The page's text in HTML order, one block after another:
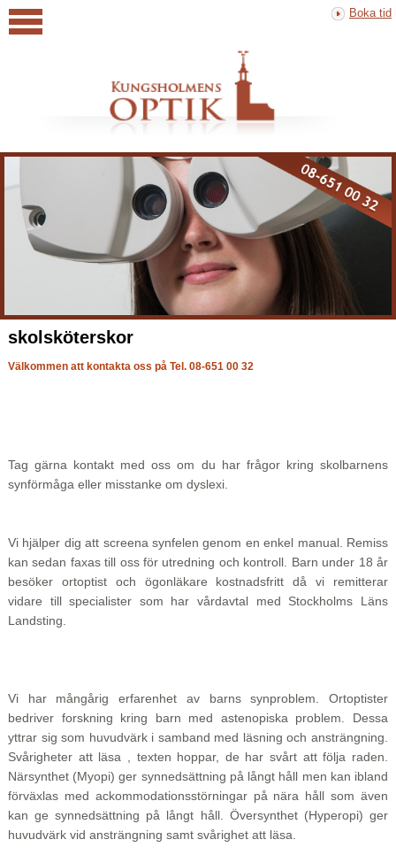
Boka tid
skolsköterskor
Välkommen att kontakta oss på Tel. 08-651 00 32
Tag gärna kontakt med oss om du har frågor kring skolbarnens
synförmåga eller misstanke om dyslexi.
Vi hjälper dig att screena synfelen genom en enkel manual. Remiss
kan sedan faxas till oss för utredning och kontroll. Barn under 18 år
besöker ortoptist och ögonläkare kostnadsfritt då vi remitterar
vidare till specialister som har vårdavtal med Stockholms Läns
Landsting.
Vi har mångårig erfarenhet av barns synproblem. Ortoptister
bedriver forskning kring barn med astenopiska problem. Dessa
yttrar sig som huvudvärk i samband med läsning och ansträngning.
Svårigheter att läsa , texten hoppar, de har svårt att följa raden.
Närsynthet (Myopi) ger synnedsättning på långt håll men kan ibland
förväxlas med ackommodationsstörningar på nära håll som även
kan ge synnedsättning på långt håll. Översynthet (Hyperopi) ger
huvudvärk vid ansträngning samt svårighet att läsa.